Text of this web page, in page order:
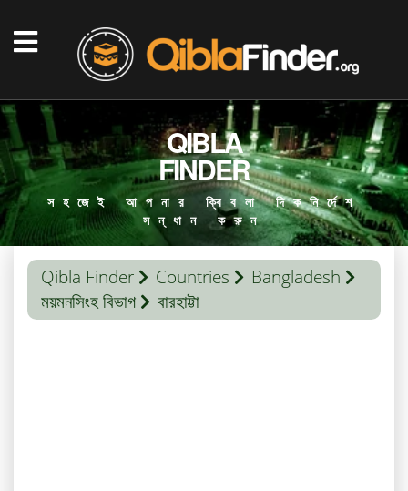
QIBLA
FINDER
সহজেই আপনার ক্বিবলা দিকনির্দেশ
সন্ধান করুন
Qibla Finder Countries
Bangladesh
ময়মনসিংহ বিভাগ
বারহাট্টা